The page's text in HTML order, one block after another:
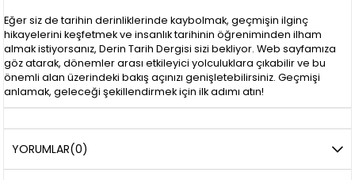
Eğer siz de tarihin derinliklerinde kaybolmak, geçmişin ilginç
hikayelerini keşfetmek ve insanlık tarihinin öğreniminden ilham
almak istiyorsanız, Derin Tarih Dergisi sizi bekliyor. Web sayfamıza
göz atarak, dönemler arası etkileyici yolculuklara çıkabilir ve bu
önemli alan üzerindeki bakış açınızı genişletebilirsiniz. Geçmişi
anlamak, geleceği şekillendirmek için ilk adımı atın!
YORUMLAR(0)